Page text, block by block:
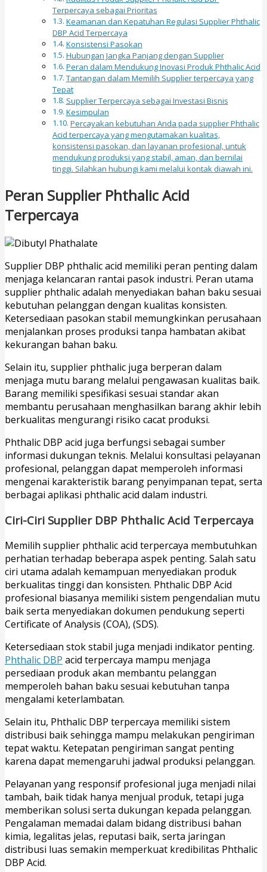
Terpercaya sebagai Prioritas
Keamanan dan Kepatuhan Regulasi Supplier Phthalic
DBP Acid Terpercaya
Konsistensi Pasokan
Hubungan Jangka Panjang dengan Supplier
Peran dalam Mendukung Inovasi Produk Phthalic Acid
Tantangan dalam Memilih Supplier terpercaya yang
Tepat
Supplier Terpercaya sebagai Investasi Bisnis
Kesimpulan
Percayakan kebutuhan Anda pada supplier Phthalic
Acid terpercaya yang mengutamakan kualitas,
konsistensi pasokan, dan layanan profesional, untuk
mendukung produksi yang stabil, aman, dan bernilai
tinggi. Silahkan hubungi kami melalui kontak diawah ini.
Peran Supplier Phthalic Acid
Terpercaya
Supplier DBP phthalic acid memiliki peran penting dalam
menjaga kelancaran rantai pasok industri. Peran utama
supplier phthalic adalah menyediakan bahan baku sesuai
kebutuhan pelanggan dengan kualitas konsisten.
Ketersediaan pasokan stabil memungkinkan perusahaan
menjalankan proses produksi tanpa hambatan akibat
kekurangan bahan baku.
Selain itu, supplier phthalic juga berperan dalam
menjaga mutu barang melalui pengawasan kualitas baik.
Barang memiliki spesifikasi sesuai standar akan
membantu perusahaan menghasilkan barang akhir lebih
berkualitas mengurangi risiko cacat produksi.
Phthalic DBP acid juga berfungsi sebagai sumber
informasi dukungan teknis. Melalui konsultasi pelayanan
profesional, pelanggan dapat memperoleh informasi
mengenai karakteristik barang penyimpanan tepat, serta
berbagai aplikasi phthalic acid dalam industri.
Ciri-Ciri Supplier DBP Phthalic Acid Terpercaya
Memilih supplier phthalic acid terpercaya membutuhkan
perhatian terhadap beberapa aspek penting. Salah satu
ciri utama adalah kemampuan menyediakan produk
berkualitas tinggi dan konsisten. Phthalic DBP Acid
profesional biasanya memiliki sistem pengendalian mutu
baik serta menyediakan dokumen pendukung seperti
Certificate of Analysis (COA), (SDS).
Ketersediaan stok stabil juga menjadi indikator penting.
Phthalic DBP acid terpercaya mampu menjaga
persediaan produk akan membantu pelanggan
memperoleh bahan baku sesuai kebutuhan tanpa
mengalami keterlambatan.
Selain itu, Phthalic DBP terpercaya memiliki sistem
distribusi baik sehingga mampu melakukan pengiriman
tepat waktu. Ketepatan pengiriman sangat penting
karena dapat memengaruhi jadwal produksi pelanggan.
Pelayanan yang responsif profesional juga menjadi nilai
tambah, baik tidak hanya menjual produk, tetapi juga
memberikan solusi serta dukungan kepada pelanggan.
Pengalaman memadai dalam bidang distribusi bahan
kimia, legalitas jelas, reputasi baik, serta jaringan
distribusi luas semakin memperkuat kredibilitas Phthalic
DBP Acid.